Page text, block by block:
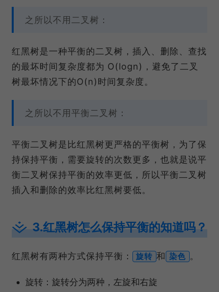
之所以不用二叉树：
红黑树是一种平衡的二叉树，插入、删除、查找
的最坏时间复杂度都为 O(logn)，避免了二叉
树最坏情况下的O(n)时间复杂度。
之所以不用平衡二叉树：
平衡二叉树是比红黑树更严格的平衡树，为了保
持保持平衡，需要旋转的次数更多，也就是说平
衡二叉树保持平衡的效率更低，所以平衡二叉树
插入和删除的效率比红黑树要低。
3.红黑树怎么保持平衡的知道吗？
红黑树有两种方式保持平衡： 旋转 和 染色 。
旋转：旋转分为两种，左旋和右旋